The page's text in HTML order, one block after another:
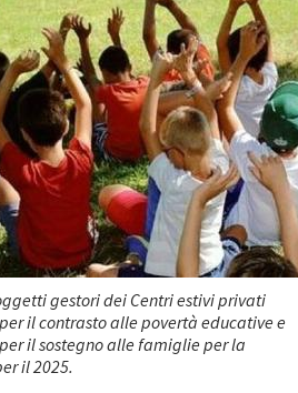
gestori dei Centri estivi privati
il contrasto alle povertà educative e
il sostegno alle famiglie per la
il 2025.